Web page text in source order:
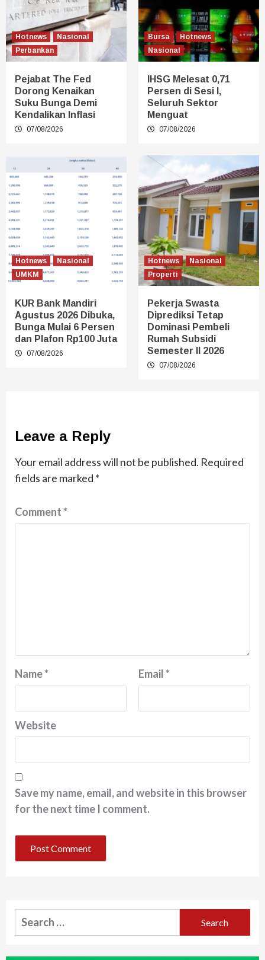
Hotnews
Nasional
Perbankan
Pejabat The Fed
Dorong Kenaikan
Suku Bunga Demi
Kendalikan Inflasi
07/08/2026
Bursa
Hotnews
Nasional
IHSG Melesat 0,71
Persen di Sesi I,
Seluruh Sektor
Menguat
07/08/2026
Hotnews
Nasional
UMKM
KUR Bank Mandiri
Agustus 2026 Dibuka,
Bunga Mulai 6 Persen
dan Plafon Rp100 Juta
07/08/2026
Hotnews
Nasional
Properti
Pekerja Swasta
Diprediksi Tetap
Dominasi Pembeli
Rumah Subsidi
Semester II 2026
07/08/2026
Leave a Reply
Your email address will not be published. Required
fields are marked *
Comment*
Name* Email*
Website
Save my name, email, and website in this browser
for the next time I comment.